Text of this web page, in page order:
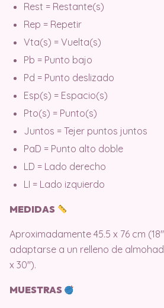
Rest = Restante(s)
Rep = Repetir
Vta(s) = Vuelta(s)
Pb = Punto bajo
Pd = Punto deslizado
Esp(s) = Espacio(s)
Pto(s) = Punto(s)
Juntos = Tejer puntos juntos
PaD = Punto alto doble
LD = Lado derecho
LI = Lado izquierdo
MEDIDAS
Aproximadamente 45.5 x 76 cm
adaptarse a un relleno de
x 30″).
MUESTRAS